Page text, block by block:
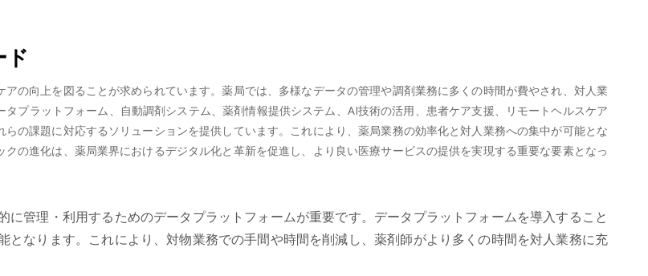
の向上を図ることが求められています。薬局では、多様なデータの管理や調剤業務に多くの時間が費やされ、対人業
プラットフォーム、自動調剤システム、薬剤情報提供システム、AI技術の活用、患者ケア支援、リモートヘルスケア
の課題に対応するソリューションを提供しています。これにより、薬局業務の効率化と対人業務への集中が可能とな
の進化は、薬局業界におけるデジタル化と革新を促進し、より良い医療サービスの提供を実現する重要な要素となっ
管理・利用するためのデータプラットフォームが重要です。データプラットフォームを導入すること
なります。これにより、対物業務での手間や時間を削減し、薬剤師がより多くの時間を対人業務に充